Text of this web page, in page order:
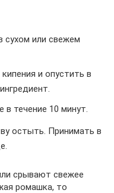
сухом или свежем
и опустить в
течение 10 минут.
остыть. Принимать в
срывают свежее
ромашка, то